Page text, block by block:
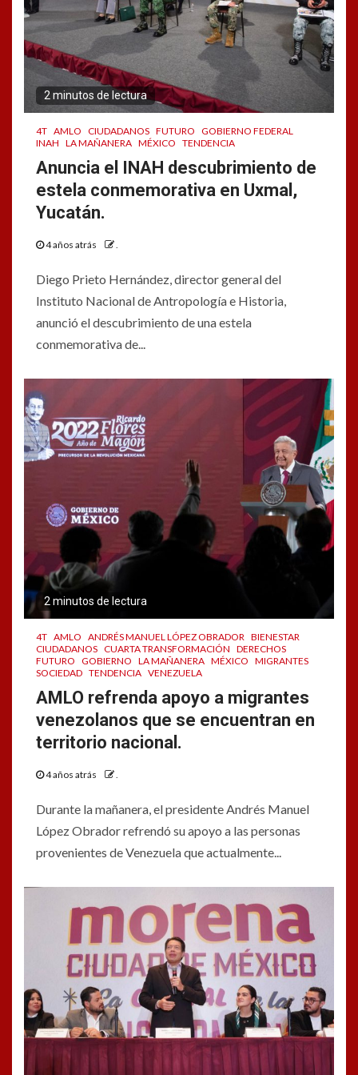
2 minutos de lectura
4T AMLO CIUDADANOS FUTURO GOBIERNO FEDERAL
INAH LA MAÑANERA MÉXICO TENDENCIA
Anuncia el INAH descubrimiento de
estela conmemorativa en Uxmal,
Yucatán.
4 años atrás .
Diego Prieto Hernández, director general del
Instituto Nacional de Antropología e Historia,
anunció el descubrimiento de una estela
conmemorativa de...
2 minutos de lectura
4T AMLO ANDRÉS MANUEL LÓPEZ OBRADOR BIENESTAR
CIUDADANOS CUARTA TRANSFORMACIÓN DERECHOS
FUTURO GOBIERNO LA MAÑANERA MÉXICO MIGRANTES
SOCIEDAD TENDENCIA VENEZUELA
AMLO refrenda apoyo a migrantes
venezolanos que se encuentran en
territorio nacional.
4 años atrás .
Durante la mañanera, el presidente Andrés Manuel
López Obrador refrendó su apoyo a las personas
provenientes de Venezuela que actualmente...